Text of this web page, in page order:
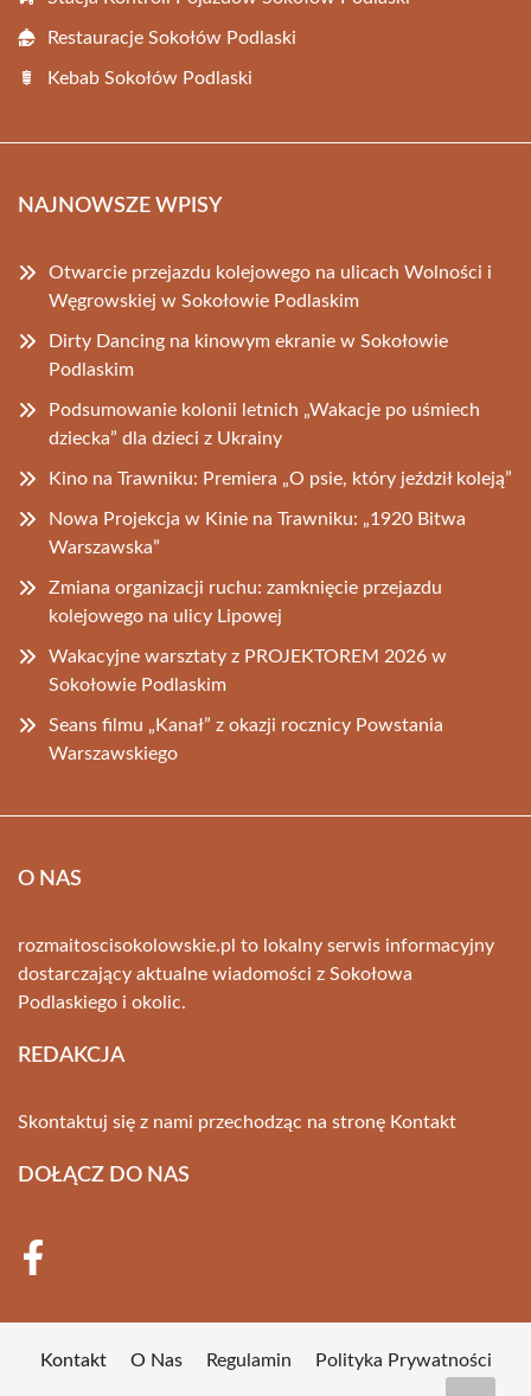
Restauracje Sokołów Podlaski
Kebab Sokołów Podlaski
NAJNOWSZE WPISY
Otwarcie przejazdu kolejowego na ulicach Wolności i
Węgrowskiej w Sokołowie Podlaskim
Dirty Dancing na kinowym ekranie w Sokołowie
Podlaskim
Podsumowanie kolonii letnich „Wakacje po uśmiech
dziecka” dla dzieci z Ukrainy
Kino na Trawniku: Premiera „O psie, który jeździł koleją”
Nowa Projekcja w Kinie na Trawniku: „1920 Bitwa
Warszawska”
Zmiana organizacji ruchu: zamknięcie przejazdu
kolejowego na ulicy Lipowej
Wakacyjne warsztaty z PROJEKTOREM 2026 w
Sokołowie Podlaskim
Seans filmu „Kanał” z okazji rocznicy Powstania
Warszawskiego
O NAS
rozmaitoscisokolowskie.pl to lokalny serwis informacyjny
dostarczający aktualne wiadomości z Sokołowa
Podlaskiego i okolic.
REDAKCJA
Skontaktuj się z nami przechodząc na stronę Kontakt
DOŁĄCZ DO NAS
Kontakt O Nas Regulamin Polityka Prywatności